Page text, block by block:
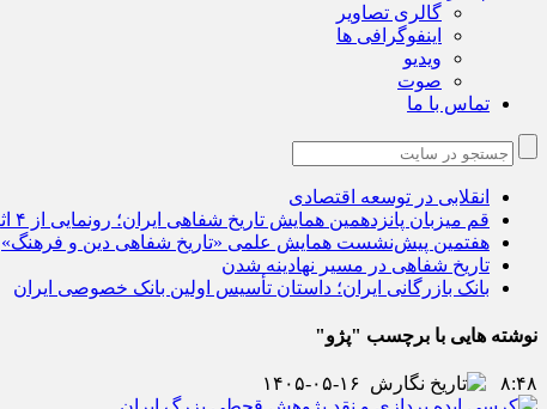
گالری تصاویر
اینفوگرافی ها
ویدیو
صوت
تماس با ما
انقلابی در توسعه اقتصادی
قم میزبان پانزدهمین همایش تاریخ شفاهی ایران؛ رونمایی از ۴ اثر جدید
هفتمین پیش‌نشست همایش علمی «تاریخ شفاهی دین و فرهنگ»
تاریخ شفاهی در مسیر نهادینه شدن
بانک بازرگانی ایران؛ داستان تأسیس اولین بانک خصوصی ایران
نوشته هایی با برچسب "پژو"
۸:۴۸